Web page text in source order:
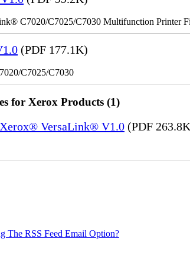
C7020/C7025/C7030 Multifunction Printer
(PDF 177.1K)
C7025/C7030
for Xerox Products (1)
VersaLink® V1.0 (PDF
The RSS Feed Email Option?